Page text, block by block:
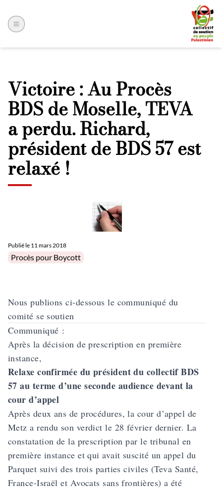
Victoire : Au Procès
BDS de Moselle, TEVA
a perdu. Richard,
président de BDS 57 est
relaxé !
Publié le 11 mars 2018
Posted in
Procès pour Boycott
Nous publions ci-dessous le communiqué du
comité se soutien
Communiqué :
Après la décision de prescription en première
instance,
Relaxe confirmée du président du collectif BDS
57 au terme d’une seconde audience devant la
cour d’appel
Après deux ans de procédures, la cour d’appel de
Metz a rendu son verdict le 28 février dernier. La
constatation de la prescription par le tribunal en
première instance et qui avait suscité un appel du
Parquet suivi des trois parties civiles (Teva Santé,
France-Israël et Avocats sans frontières) a été